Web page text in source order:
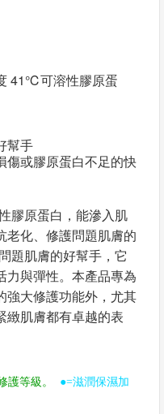
41℃可溶性膠原蛋
幫手
傷或膠原蛋白不足的快
膠原蛋白，能滲入肌
老化、修護問題肌膚的
題肌膚的好幫手，它
力與彈性。本產品專為
強大修護功能外，尤其
緻肌膚都有卓越的表
護等級。 ●=滋潤保濕加